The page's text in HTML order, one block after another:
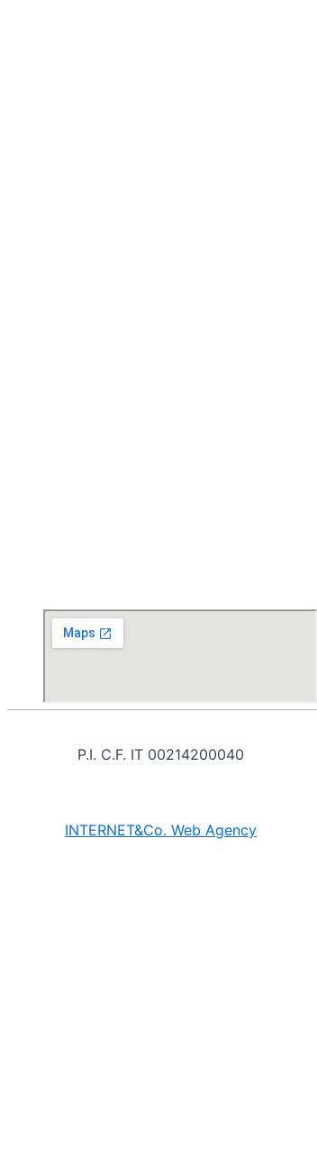
P.I. C.F. IT 00214200040
INTERNET&Co. Web Agency